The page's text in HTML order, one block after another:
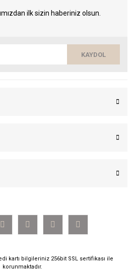
ilk sizin haberiniz olsun.
KAYDOL
kartı bilgileriniz 256bit SSL sertifikası ile
korunmaktadır.